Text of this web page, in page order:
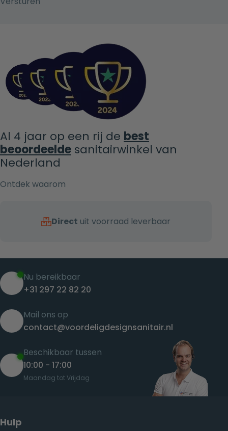
Al 4 jaar op een rij de best
beoordeelde sanitairwinkel van
Nederland
Ontdek waarom
Direct uit voorraad leverbaar
Nu bereikbaar
+31 297 22 82 20
Mail ons op
contact@voordeligdesignsanitair.nl
Beschikbaar tussen
10:00 - 17:00
Maandag tot Vrijdag
Hulp